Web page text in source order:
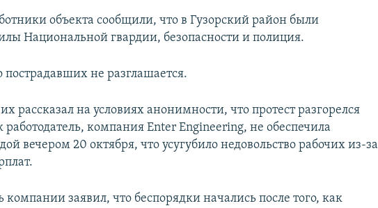
объекта сообщили, что в Гузорский район были
Национальной гвардии, безопасности и полиция.
не разглашается.
рассказал на условиях анонимности, что протест разгорелся
работодатель, компания Enter Engineering, не обеспечила
вечером 20 октября, что усугубило недовольство рабочих из-за
компании заявил, что беспорядки начались после того, как